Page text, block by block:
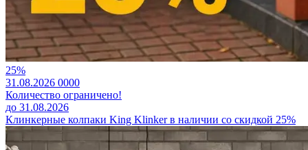
25%
31.08.2026 0000
Количество ограничено!
до 31.08.2026
Клинкерные колпаки King Klinker в наличии со скидкой 25%